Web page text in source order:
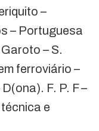
–
– Portuguesa
– S.
ferroviário –
F. P. F –
e